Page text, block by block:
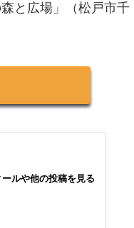
と広場」（松戸市千
ルや他の投稿を見る